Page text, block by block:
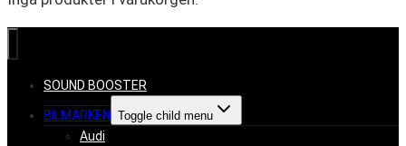
SOUND BOOSTER
BILMÄRKEN Toggle child menu
Audi